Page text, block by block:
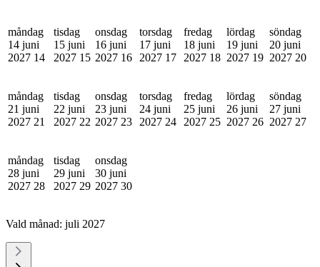
måndag
14 juni
2027 14
tisdag
15 juni
2027 15
onsdag
16 juni
2027 16
torsdag
17 juni
2027 17
fredag
18 juni
2027 18
lördag
19 juni
2027 19
söndag
20 juni
2027 20
måndag
21 juni
2027 21
tisdag
22 juni
2027 22
onsdag
23 juni
2027 23
torsdag
24 juni
2027 24
fredag
25 juni
2027 25
lördag
26 juni
2027 26
söndag
27 juni
2027 27
måndag
28 juni
2027 28
tisdag
29 juni
2027 29
onsdag
30 juni
2027 30
Vald månad: juli 2027